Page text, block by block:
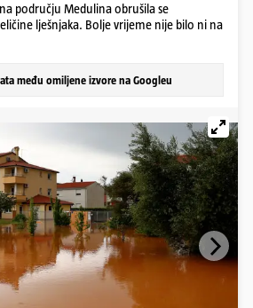
području Medulina obrušila se
lješnjaka. Bolje vrijeme nije bilo ni na
među omiljene izvore na Googleu